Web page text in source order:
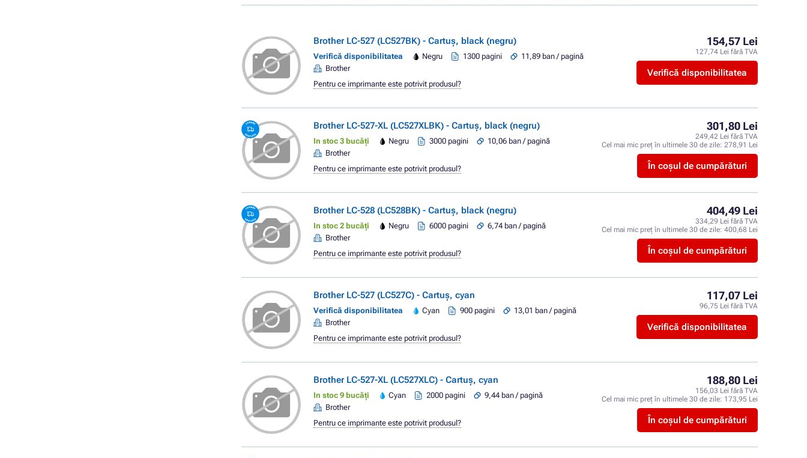
Brother LC-527 (LC527BK) - Cartuș, black (negru)
Verifică disponibilitatea Negru 1300 pagini
11,89 ban / pagină
Brother
154,57 Lei
127,74 Lei fără TVA
Verifică disponibilitatea
Pentru ce imprimante este potrivit produsul?
Brother LC-527-XL (LC527XLBK) - Cartuș, black (negru)
In stoc 3 bucăți Negru 3000 pagini
10,06 ban / pagină
Brother
301,80 Lei
249,42 Lei fără TVA
Cel mai mic preț în ultimele 30 de zile: 278,91 Lei
În coșul de cumpărături
Pentru ce imprimante este potrivit produsul?
Brother LC-528 (LC528BK) - Cartuș, black (negru)
In stoc 2 bucăți Negru 6000 pagini
6,74 ban / pagină
Brother
404,49 Lei
334,29 Lei fără TVA
Cel mai mic preț în ultimele 30 de zile: 400,68 Lei
În coșul de cumpărături
Pentru ce imprimante este potrivit produsul?
Brother LC-527 (LC527C) - Cartuș, cyan
Verifică disponibilitatea Cyan 900 pagini
13,01 ban / pagină
Brother
117,07 Lei
96,75 Lei fără TVA
Verifică disponibilitatea
Pentru ce imprimante este potrivit produsul?
Brother LC-527-XL (LC527XLC) - Cartuș, cyan
In stoc 9 bucăți Cyan 2000 pagini
9,44 ban / pagină
Brother
188,80 Lei
156,03 Lei fără TVA
Cel mai mic preț în ultimele 30 de zile: 173,95 Lei
În coșul de cumpărături
Pentru ce imprimante este potrivit produsul?